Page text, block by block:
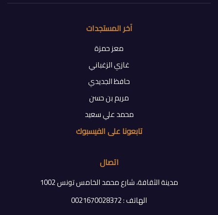
آخر المستجدات
معز حمزة
غازي الزغباني
حافظ الجديدي
مريم بن حسن
محمد علي سعيد
تابعونا على الفيسبوك
اتصال
مدينة الثقافة، شارع محمد الخامس تونس 1002
الهاتف : 0021670028372